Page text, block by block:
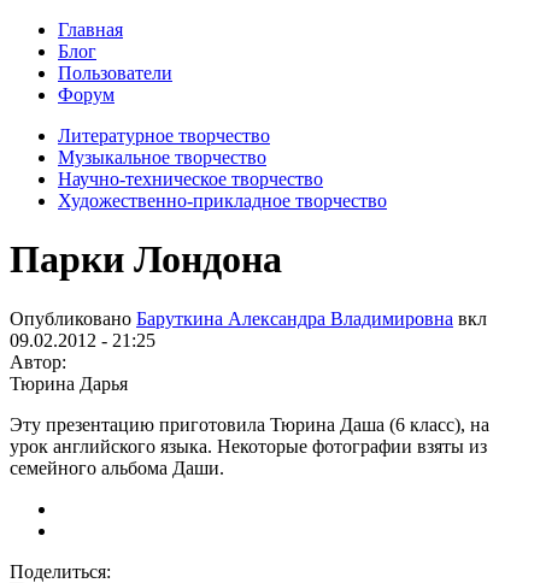
Главная
Блог
Пользователи
Форум
Литературное творчество
Музыкальное творчество
Научно-техническое творчество
Художественно-прикладное творчество
Парки Лондона
Опубликовано Баруткина Александра Владимировна вкл
09.02.2012 - 21:25
Автор:
Тюрина Дарья
Эту презентацию приготовила Тюрина Даша (6 класс), на
урок английского языка. Некоторые фотографии взяты из
семейного альбома Даши.
Поделиться: